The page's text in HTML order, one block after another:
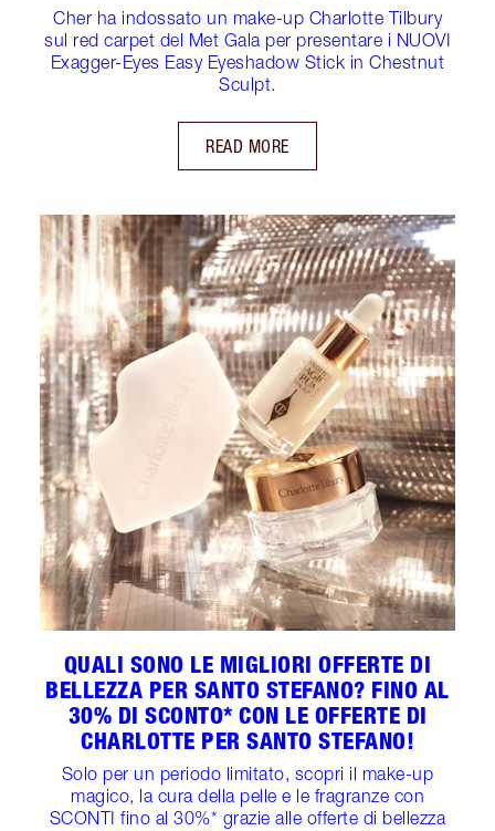
Cher ha indossato un make-up Charlotte Tilbury
sul red carpet del Met Gala per presentare i NUOVI
Exagger-Eyes Easy Eyeshadow Stick in Chestnut
Sculpt.
READ MORE
QUALI SONO LE MIGLIORI OFFERTE DI
BELLEZZA PER SANTO STEFANO? FINO AL
30% DI SCONTO* CON LE OFFERTE DI
CHARLOTTE PER SANTO STEFANO!
Solo per un periodo limitato, scopri il make-up
magico, la cura della pelle e le fragranze con
SCONTI fino al 30%* grazie alle offerte di bellezza